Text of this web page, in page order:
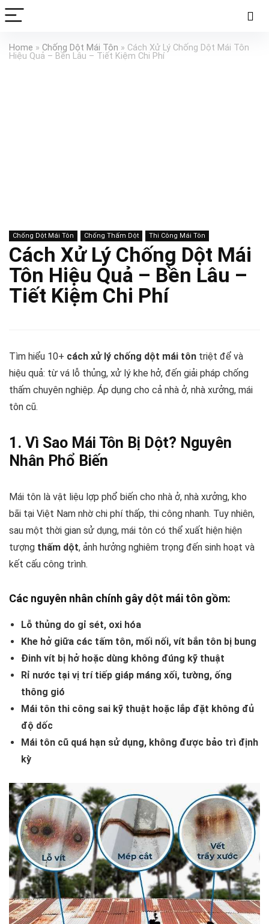
Home » Chống Dột Mái Tôn » Cách Xử Lý Chống Dột Mái Tôn
Hiệu Quả – Bền Lâu – Tiết Kiệm Chi Phí
Chống Dột Mái Tôn Chống Thấm Dột Thi Công Mái Tôn
Cách Xử Lý Chống Dột Mái
Tôn Hiệu Quả – Bền Lâu –
Tiết Kiệm Chi Phí
Tìm hiểu 10+ cách xử lý chống dột mái tôn triệt để và
hiệu quả: từ vá lỗ thủng, xử lý khe hở, đến giải pháp chống
thấm chuyên nghiệp. Áp dụng cho cả nhà ở, nhà xưởng, mái
tôn cũ.
1. Vì Sao Mái Tôn Bị Dột? Nguyên
Nhân Phổ Biến
Mái tôn là vật liệu lợp phổ biến cho nhà ở, nhà xưởng, kho
bãi tại Việt Nam nhờ chi phí thấp, thi công nhanh. Tuy nhiên,
sau một thời gian sử dụng, mái tôn có thể xuất hiện hiện
tượng thấm dột, ảnh hưởng nghiêm trọng đến sinh hoạt và
kết cấu công trình.
Các nguyên nhân chính gây dột mái tôn gồm:
Lỗ thủng do gỉ sét, oxi hóa
Khe hở giữa các tấm tôn, mối nối, vít bắn tôn bị bung
Đinh vít bị hở hoặc dùng không đúng kỹ thuật
Rỉ nước tại vị trí tiếp giáp máng xối, tường, ống
thông gió
Mái tôn thi công sai kỹ thuật hoặc lắp đặt không đủ
độ dốc
Mái tôn cũ quá hạn sử dụng, không được bảo trì định
kỳ